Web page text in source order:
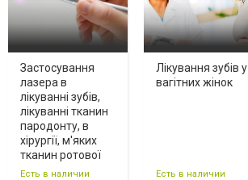
Застосування
лазера в
лікуванні зубів,
лікуванні тканин
пародонту, в
хірургії, м'яких
тканин ротової
Есть в наличии
Лікування зубів у
вагітних жінок
Есть в наличии